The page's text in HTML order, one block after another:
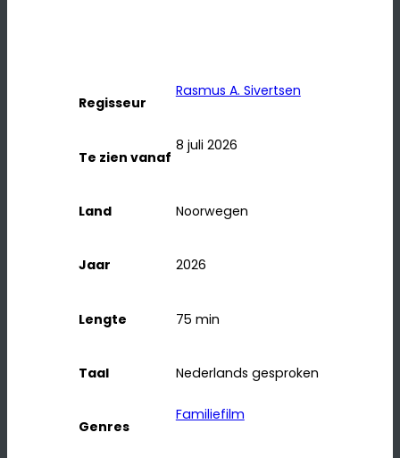
Regisseur
Rasmus A. Sivertsen
Te zien vanaf
8 juli 2026
Land Noorwegen
Jaar 2026
Lengte 75 min
Taal Nederlands gesproken
Genres
Familiefilm